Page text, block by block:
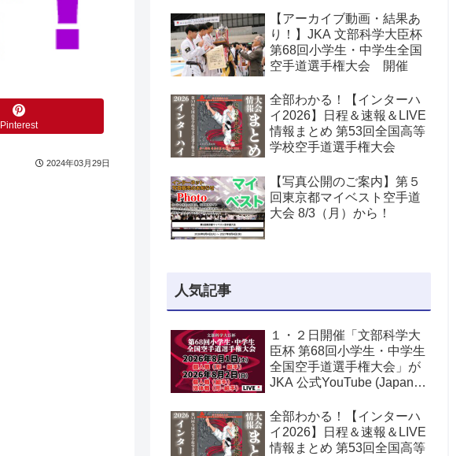
Pinterest
2024年03月29日
【アーカイブ動画・結果あ
り！】JKA 文部科学大臣杯
第68回小学生・中学生全国
空手道選手権大会 開催
全部わかる！【インターハ
イ2026】日程＆速報＆LIVE
情報まとめ 第53回全国高等
学校空手道選手権大会
【写真公開のご案内】第５
回東京都マイベスト空手道
大会 8/3（月）から！
人気記事
１・２日開催「文部科学大
臣杯 第68回小学生・中学生
全国空手道選手権大会」が
JKA 公式YouTube (Japan
団法人日本空手協会) でラ
イブ配信されます！
全部わかる！【インターハ
イ2026】日程＆速報＆LIVE
情報まとめ 第53回全国高等